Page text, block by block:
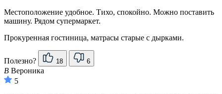
Местоположение удобное. Тихо, спокойно. Можно поставить
машину. Рядом супермаркет.
Прокуренная гостиница, матрасы старые с дырками.
Полезно? 18 6
В Вероника
5